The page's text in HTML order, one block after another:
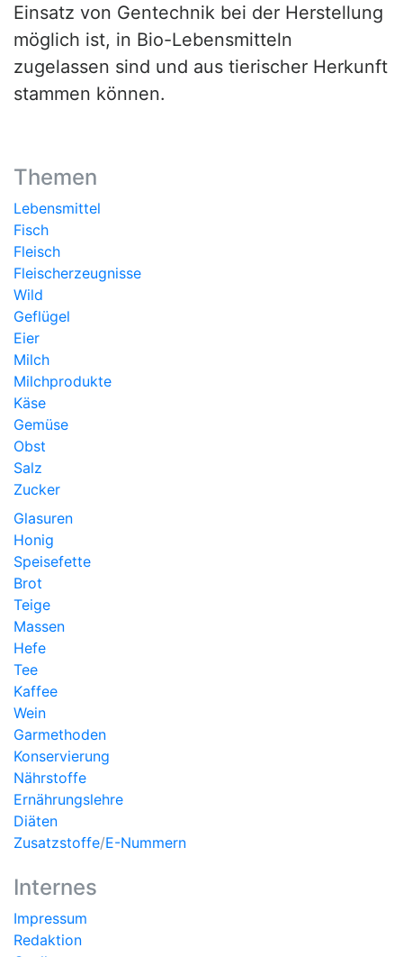
Einsatz von Gentechnik bei der Herstellung
möglich ist, in Bio-Lebensmitteln
zugelassen sind und aus tierischer Herkunft
stammen können.
Themen
Lebensmittel
Fisch
Fleisch
Fleischerzeugnisse
Wild
Geflügel
Eier
Milch
Milchprodukte
Käse
Gemüse
Obst
Salz
Zucker
Glasuren
Honig
Speisefette
Brot
Teige
Massen
Hefe
Tee
Kaffee
Wein
Garmethoden
Konservierung
Nährstoffe
Ernährungslehre
Diäten
Zusatzstoffe/E-Nummern
Internes
Impressum
Redaktion